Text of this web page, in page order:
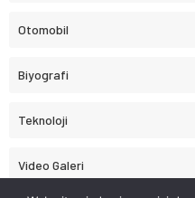
Otomobil
Biyografi
Teknoloji
Video Galeri